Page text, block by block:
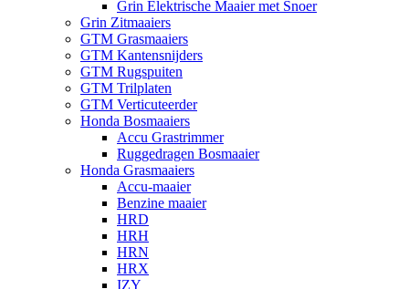
Grin Elektrische Maaier met Snoer
Grin Zitmaaiers
GTM Grasmaaiers
GTM Kantensnijders
GTM Rugspuiten
GTM Trilplaten
GTM Verticuteerder
Honda Bosmaaiers
Accu Grastrimmer
Ruggedragen Bosmaaier
Honda Grasmaaiers
Accu-maaier
Benzine maaier
HRD
HRH
HRN
HRX
IZY